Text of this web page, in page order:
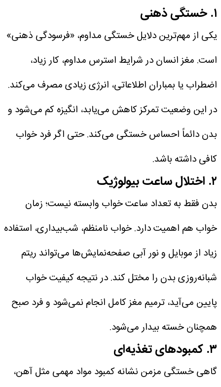
۱. خستگی ذهنی
یکی از مهم‌ترین دلایل خستگی مداوم، «فرسودگی ذهنی»
است. مغز انسان در شرایط استرس مداوم، کار زیاد،
اضطراب یا بمباران اطلاعاتی، انرژی زیادی مصرف می‌کند.
در این وضعیت تمرکز کاهش می‌یابد، انگیزه کم می‌شود و
بدن دائماً احساس خستگی می‌کند. حتی اگر فرد خواب
کافی داشته باشد.
۲. اختلال ساعت بیولوژیک
بدن فقط به تعداد ساعت خواب وابسته نیست؛ زمان
خواب هم اهمیت دارد. خواب نامنظم، شب‌بیداری، استفاده
زیاد از موبایل و نور آبی صفحه‌نمایش‌ها می‌تواند ریتم
شبانه‌روزی بدن را مختل کند. در نتیجه کیفیت خواب
پایین می‌آید، ترمیم مغز کامل انجام نمی‌شود و فرد صبح
همچنان خسته بیدار می‌شود.
۳. کمبودهای تغذیه‌ای
گاهی خستگی مزمن نشانه کمبود مواد مهمی مثل آهن،